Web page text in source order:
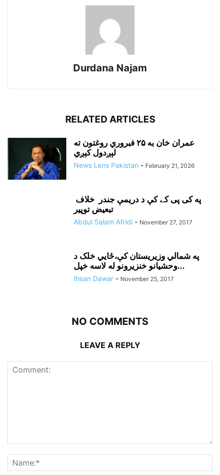
Durdana Najam
RELATED ARTICLES
عمران خان به ۲۵ فبروري روغتون ته
لېږدول کېږي
News Lens Pakistan - February 21, 2026
په کی پی کے کې د دريمې جندر خلاف
تبعيض توپير
Abdul Salam Afridi - November 27, 2017
په شمالي وزيريستان کې،ځايي خلک د
وحشيانو خنزيرونو له لاسه خپل...
Ihsan Dawar - November 25, 2017
NO COMMENTS
LEAVE A REPLY